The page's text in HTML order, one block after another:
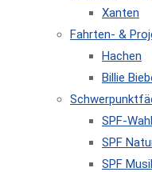
Xanten
Fahrten- &
Hachen
Billie
SPF-Wahl
SPF
SPF